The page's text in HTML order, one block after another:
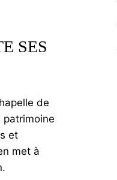
SES
de
et
met à